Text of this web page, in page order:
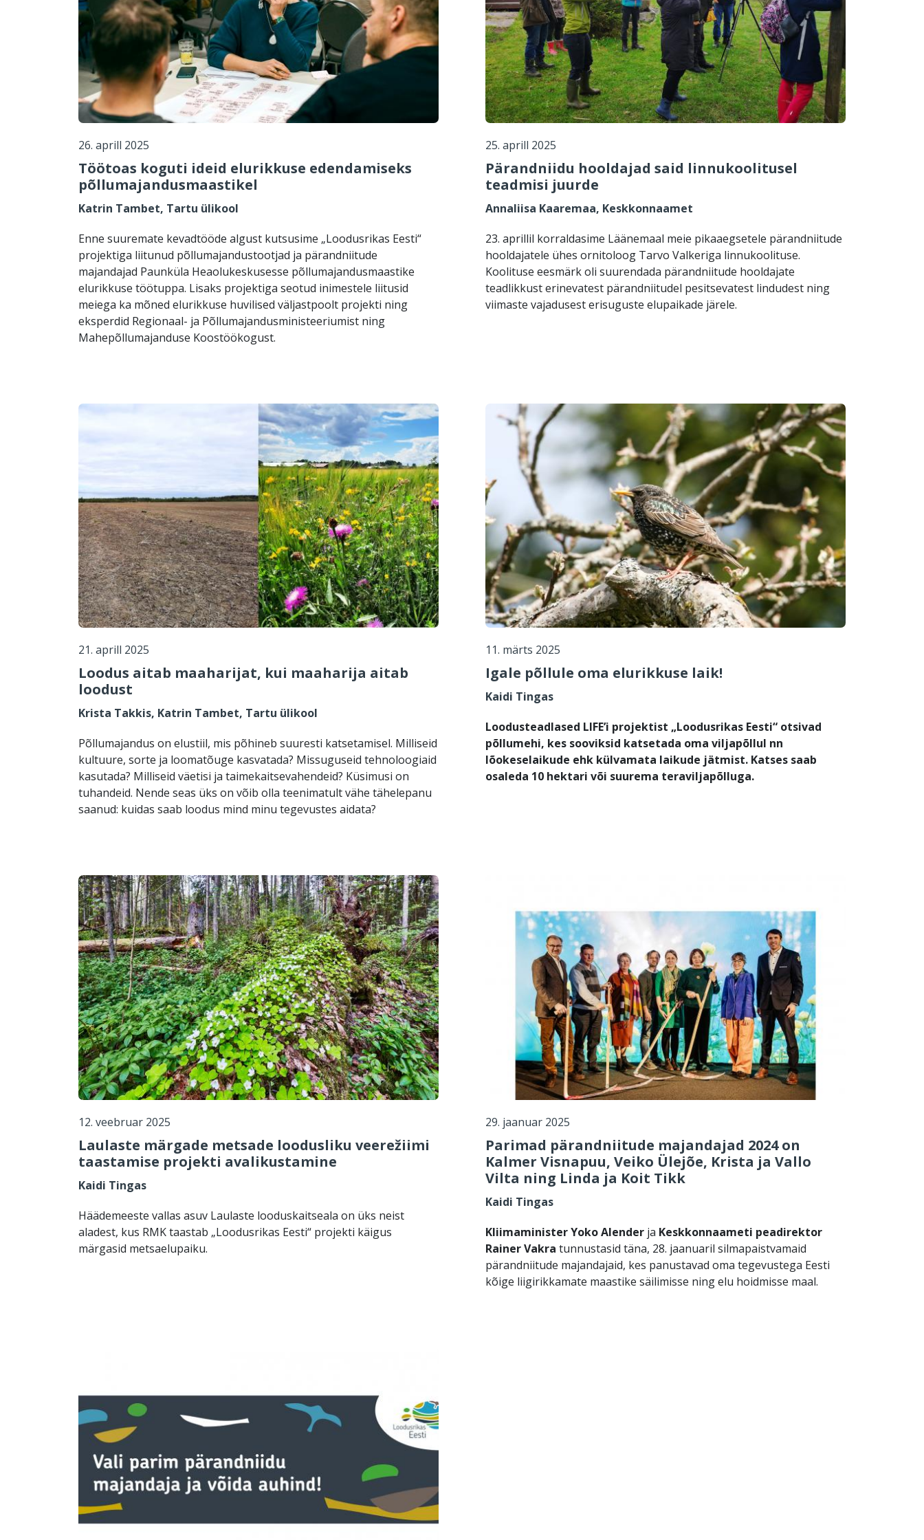
26. aprill 2025
Töötoas koguti ideid elurikkuse edendamiseks
põllumajandusmaastikel
Katrin Tambet, Tartu ülikool
Enne suuremate kevadtööde algust kutsusime „Loodusrikas Eesti“
projektiga liitunud põllumajandustootjad ja pärandniitude
majandajad Paunküla Heaolukeskusesse põllumajandusmaastike
elurikkuse töötuppa. Lisaks projektiga seotud inimestele liitusid
meiega ka mõned elurikkuse huvilised väljastpoolt projekti ning
eksperdid Regionaal- ja Põllumajandusministeeriumist ning
Mahepõllumajanduse Koostöökogust.
25. aprill 2025
Pärandniidu hooldajad said linnukoolitusel
teadmisi juurde
Annaliisa Kaaremaa, Keskkonnaamet
23. aprillil korraldasime Läänemaal meie pikaaegsetele pärandniitude
hooldajatele ühes ornitoloog Tarvo Valkeriga linnukoolituse.
Koolituse eesmärk oli suurendada pärandniitude hooldajate
teadlikkust erinevatest pärandniitudel pesitsevatest lindudest ning
viimaste vajadusest erisuguste elupaikade järele.
21. aprill 2025
Loodus aitab maaharijat, kui maaharija aitab
loodust
Krista Takkis, Katrin Tambet, Tartu ülikool
Põllumajandus on elustiil, mis põhineb suuresti katsetamisel. Milliseid
kultuure, sorte ja loomatõuge kasvatada? Missuguseid tehnoloogiaid
kasutada? Milliseid väetisi ja taimekaitsevahendeid? Küsimusi on
tuhandeid. Nende seas üks on võib olla teenimatult vähe tähelepanu
saanud: kuidas saab loodus mind minu tegevustes aidata?
11. märts 2025
Igale põllule oma elurikkuse laik!
Kaidi Tingas
Loodusteadlased LIFE’i projektist „Loodusrikas Eesti“ otsivad
põllumehi, kes sooviksid katsetada oma viljapõllul nn
lõokeselaikude ehk külvamata laikude jätmist. Katses saab
osaleda 10 hektari või suurema teraviljapõlluga.
12. veebruar 2025
Laulaste märgade metsade loodusliku veerežiimi
taastamise projekti avalikustamine
Kaidi Tingas
Häädemeeste vallas asuv Laulaste looduskaitseala on üks neist
aladest, kus RMK taastab „Loodusrikas Eesti“ projekti käigus
märgasid metsaelupaiku.
29. jaanuar 2025
Parimad pärandniitude majandajad 2024 on
Kalmer Visnapuu, Veiko Ülejõe, Krista ja Vallo
Vilta ning Linda ja Koit Tikk
Kaidi Tingas
Kliimaminister Yoko Alender ja Keskkonnaameti peadirektor
Rainer Vakra tunnustasid täna, 28. jaanuaril silmapaistvamaid
pärandniitude majandajaid, kes panustavad oma tegevustega Eesti
kõige liigirikkamate maastike säilimisse ning elu hoidmisse maal.